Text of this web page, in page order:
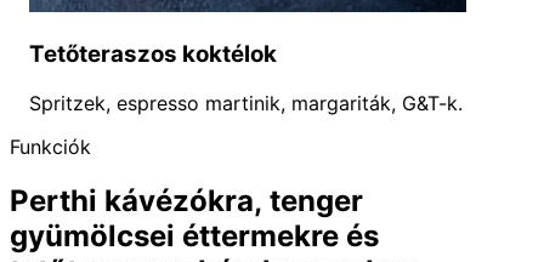
Tetőteraszos koktélok
Spritzek, espresso martinik, margariták, G&T-k.
Funkciók
Perthi kávézókra, tenger
gyümölcsei éttermekre és